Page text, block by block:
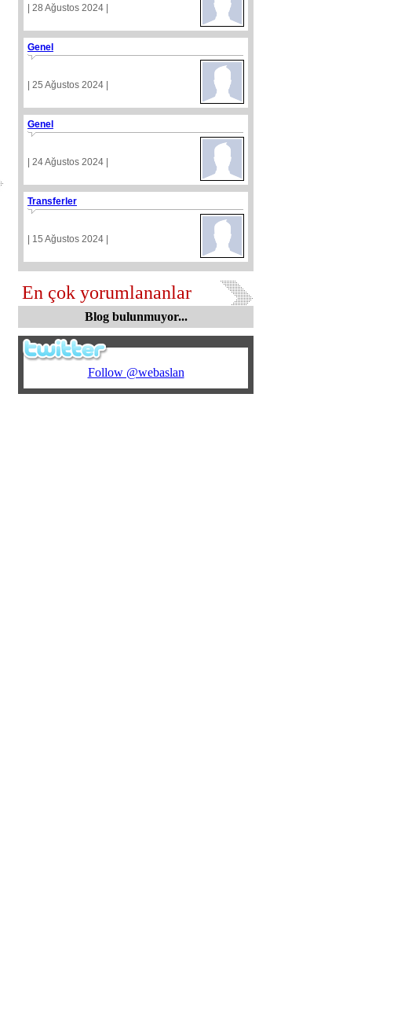
| 28 Ağustos 2024 |
Genel
| 25 Ağustos 2024 |
Genel
| 24 Ağustos 2024 |
Transferler
| 15 Ağustos 2024 |
En çok yorumlananlar
Blog bulunmuyor...
Follow @webaslan